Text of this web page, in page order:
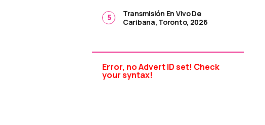
Transmisión En Vivo De
Caribana, Toronto, 2026
Error, no Advert ID set! Check
your syntax!